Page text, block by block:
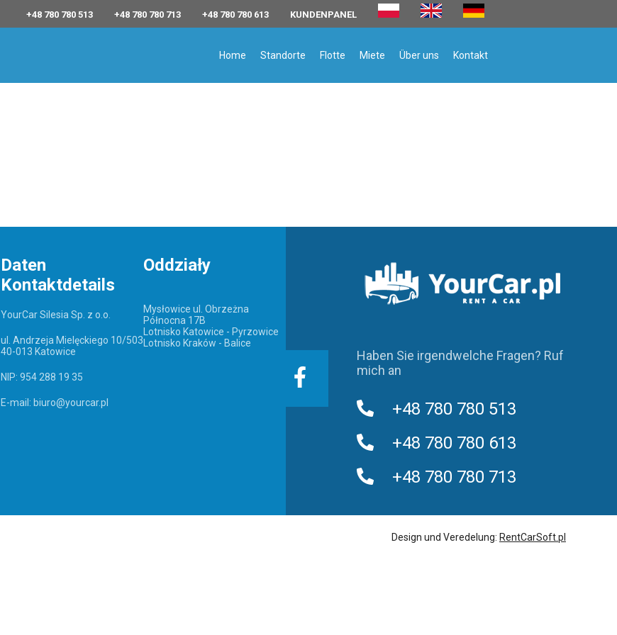
+48 780 780 513 +48 780 780 713 +48 780 780 613 KUNDENPANEL
Home Standorte Flotte Miete Über uns Kontakt
Daten
Kontaktdetails
YourCar Silesia Sp. z o.o.
ul. Andrzeja Mielęckiego 10/503
40-013 Katowice
NIP: 954 288 19 35
E-mail: biuro@yourcar.pl
Oddziały
Mysłowice ul. Obrzeżna
Północna 17B
Lotnisko Katowice - Pyrzowice
Lotnisko Kraków - Balice
Haben Sie irgendwelche Fragen? Ruf
mich an
+48 780 780 513
+48 780 780 613
+48 780 780 713
Design und Veredelung: RentCarSoft.pl